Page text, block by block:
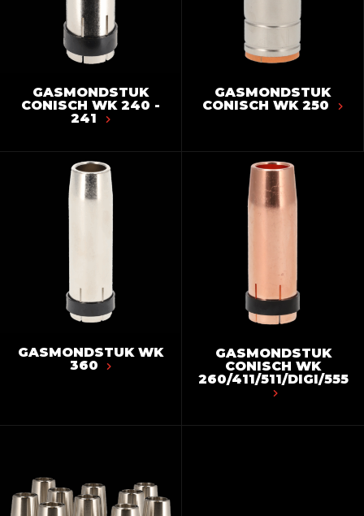
GASMONDSTUK
CONISCH WK 240 -
241
GASMONDSTUK
CONISCH WK 250
GASMONDSTUK WK
360
GASMONDSTUK
CONISCH WK
260/411/511/DIGI/555